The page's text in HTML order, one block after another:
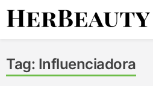
Skip
Tag: Influenciadora